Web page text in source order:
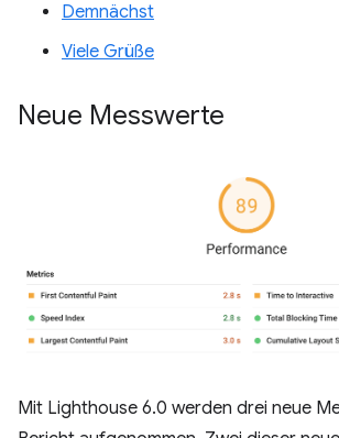
Demnächst
Viele Grüße
Neue Messwerte
Mit Lighthouse 6.0 werden drei neue